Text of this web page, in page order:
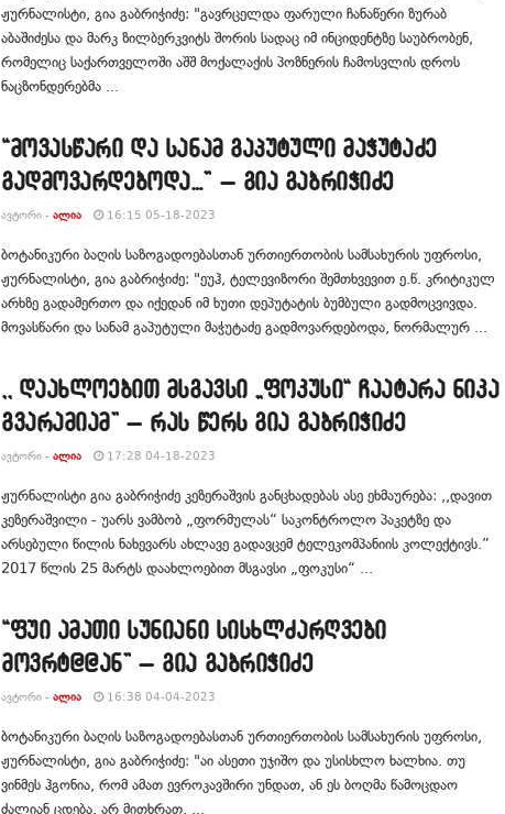
ჟურნალისტი, გია გაბრიჭიძე: "გავრცელდა ფარული ჩანაწერი ზურაბ
აბაშიძესა და მარკ ზილბერკვიტს შორის სადაც იმ ინციდენტზე საუბრობენ,
რომელიც საქართველოში აშშ მოქალაქის პოზნერის ჩამოსვლის დროს
ნაცზონდერებმა ...
“მოვასწარი და სანამ გაპუტული მაჭუტაძე
გადმოვარდებოდა…” – გია გაბრიჭიძე
ᲐᲕᲢᲝᲠᲘ - ᲐᲚᲘᲐ 16:15 05-18-2023
ბოტანიკური ბაღის საზოგადოებასთან ურთიერთობის სამსახურის უფროსი,
ჟურნალისტი, გია გაბრიჭიძე: "ეუჰ, ტელევიზორი შემთხვევით ე.წ. კრიტიკულ
არხზე გადამერთო და იქედან იმ ხუთი დეპუტატის ბუმბული გადმოცვივდა.
მოვასწარი და სანამ გაპუტული მაჭუტაძე გადმოვარდებოდა, ნორმალურ ...
,, დაახლოებით მსგავსი „ფოკუსი“ ჩაატარა ნიკა
გვარამიამ” – რას წერს გია გაბრიჭიძე
ᲐᲕᲢᲝᲠᲘ - ᲐᲚᲘᲐ 17:28 04-18-2023
ჟურნალისტი გია გაბრიჭიძე კეზერაშვის განცხადებას ასე ეხმაურება: ,,დავით
კეზერაშვილი - უარს ვამბობ „ფორმულას“ საკონტროლო პაკეტზე და
არსებული წილის ნახევარს ახლავე გადავცემ ტელეკომპანიის კოლექტივს.”
2017 წლის 25 მარტს დაახლოებით მსგავსი „ფოკუსი“ ...
“ფუი ამათი სუნიანი სისხლძარღვები
მოვრტ@@ან” – გია გაბრიჭიძე
ᲐᲕᲢᲝᲠᲘ - ᲐᲚᲘᲐ 16:38 04-04-2023
ბოტანიკური ბაღის საზოგადოებასთან ურთიერთობის სამსახურის უფროსი,
ჟურნალისტი, გია გაბრიჭიძე: "აი ასეთი უჯიშო და უსისხლო ხალხია. თუ
ვინმეს ჰგონია, რომ ამათ ევროკავშირი უნდათ, ან ეს ბოღმა წამოცდაო
ძალიან ცდება. არ მითხრათ, ...